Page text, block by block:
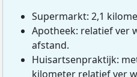
Supermarkt: 2,1
Apotheek: relatief ver
afstand.
Huisartsenpraktijk:
kilometer relatief ver